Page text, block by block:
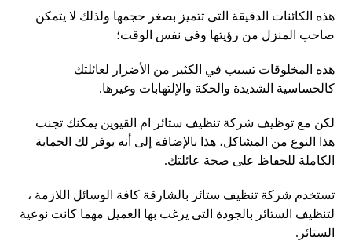
هذه الكائنات الدقيقة التى تتميز بصغر حجمها ولذلك لا يتمكن
صاحب المنزل من رؤيتها وفي نفس الوقت؛
هذه المخلوقات تسبب في الكثير من الأضرار لعائلتك
كالحساسية الشديدة والحكة والإلتهابات وغيرها.
لكن مع توظيف شركة تنظيف ستائر ام القيوين يمكنك تجنب
هذا النوع من المشاكل، هذا بالإضافة إلى أنه يوفر لك الحماية
الكاملة للحفاظ على صحة عائلتك.
تستخدم شركة تنظيف ستائر بالشارقة كافة الوسائل اللازمة ،
لتنظيف الستائر بالجودة التى يرغب بها العميل مهما كانت نوعية
الستائر.